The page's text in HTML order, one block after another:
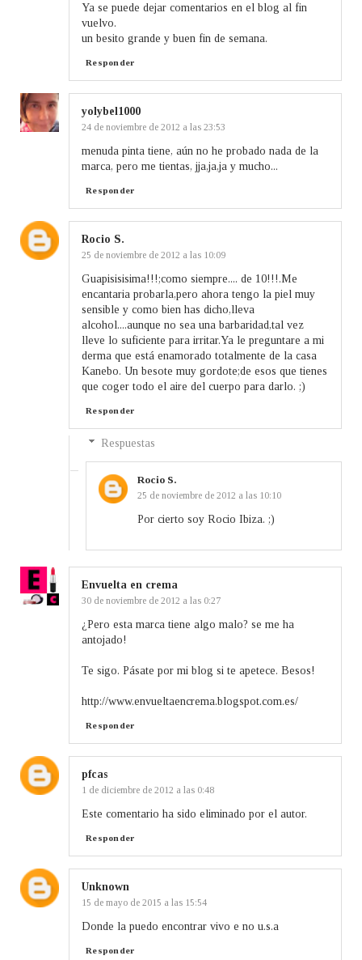
Ya se puede dejar comentarios en el blog al fin
vuelvo.
un besito grande y buen fin de semana.
Responder
yolybel1000
24 de noviembre de 2012 a las 23:53
menuda pinta tiene, aún no he probado nada de la
marca, pero me tientas, jja,ja,ja y mucho...
Responder
Rocio S.
25 de noviembre de 2012 a las 10:09
Guapisisisima!!!;como siempre.... de 10!!!.Me
encantaria probarla,pero ahora tengo la piel muy
sensible y como bien has dicho,lleva
alcohol....aunque no sea una barbaridad,tal vez
lleve lo suficiente para irritar.Ya le preguntare a mi
derma que está enamorado totalmente de la casa
Kanebo. Un besote muy gordote;de esos que tienes
que coger todo el aire del cuerpo para darlo. ;)
Responder
Respuestas
Rocio S.
25 de noviembre de 2012 a las 10:10
Por cierto soy Rocio Ibiza. ;)
Envuelta en crema
30 de noviembre de 2012 a las 0:27
¿Pero esta marca tiene algo malo? se me ha
antojado!
Te sigo. Pásate por mi blog si te apetece. Besos!
http://www.envueltaencrema.blogspot.com.es/
Responder
pfcas
1 de diciembre de 2012 a las 0:48
Este comentario ha sido eliminado por el autor.
Responder
Unknown
15 de mayo de 2015 a las 15:54
Donde la puedo encontrar vivo e no u.s.a
Responder